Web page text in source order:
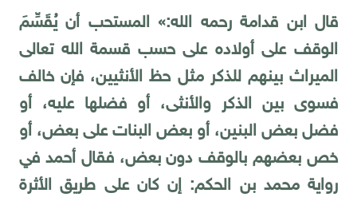
قال ابن قدامة رحمه الله:» المستحب أن يُقَسِّمَ
الوقف على أولاده على حسب قسمة الله تعالى
الميراث بينهم للذكر مثل حظ الأنثيين، فإن خالف
فسوى بين الذكر والأنثى، أو فضلها عليه، أو
فضل بعض البنين، أو بعض البنات على بعض، أو
خص بعضهم بالوقف دون بعض، فقال أحمد في
رواية محمد بن الحكم: إن كان على طريق الأثرة